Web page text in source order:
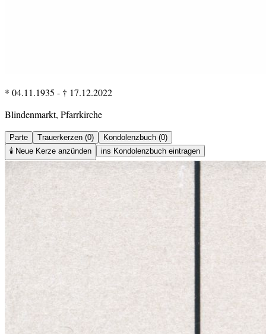
* 04.11.1935 - † 17.12.2022
Blindenmarkt, Pfarrkirche
Parte Trauerkerzen (0)
Kondolenzbuch (0)
🕯️ Neue Kerze anzünden ins Kondolenzbuch eintragen